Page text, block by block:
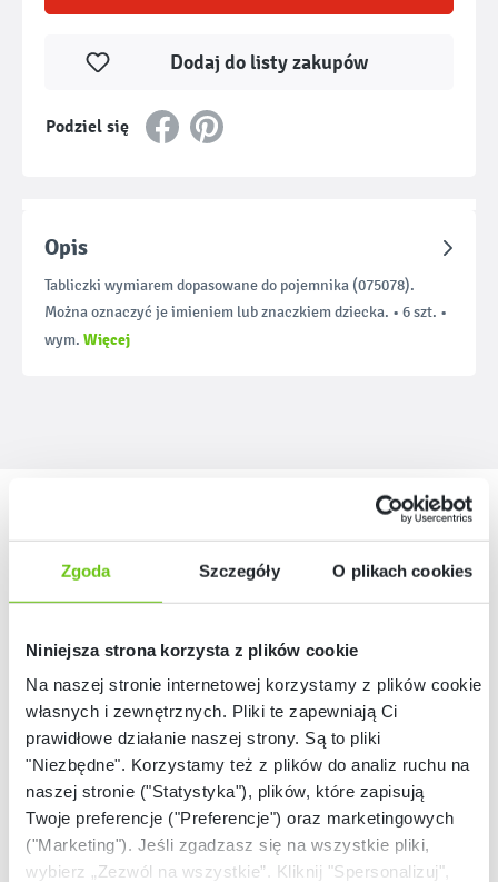
Zgoda Szczegóły O plikach cookies
Niniejsza strona korzysta z plików cookie
Na naszej stronie internetowej korzystamy z plików cookie:
własnych i zewnętrznych. Pliki te zapewniają Ci
prawidłowe działanie naszej strony. Są to pliki
"Niezbędne". Korzystamy też z plików do analiz ruchu na
naszej stronie ("Statystyka"), plików, które zapisują
Twoje preferencje ("Preferencje") oraz marketingowych
("Marketing"). Jeśli zgadzasz się na wszystkie pliki,
wybierz „Zezwól na wszystkie”. Kliknij "Spersonalizuj",
Podziel się
Dodaj do listy zakupów
Opis
Tabliczki wymiarem dopasowane do pojemnika (075078).
Można oznaczyć je imieniem lub znaczkiem dziecka. • 6 szt. •
wym. Więcej